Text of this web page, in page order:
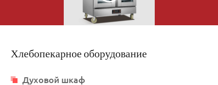
Хлебопекарное оборудование
Духовой шкаф